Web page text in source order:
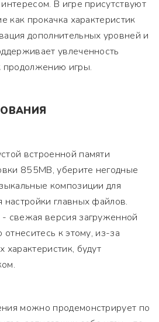
В игре присутствуют
как прокачка характеристик
дополнительных уровней и
увлеченность
продолжению игры.
встроенной памяти
855MB, уберите негодные
композиции для
настройки главных файлов.
свежая версия загруженной
к этому, из-за
характеристик, будут
можно продемонстрирует по